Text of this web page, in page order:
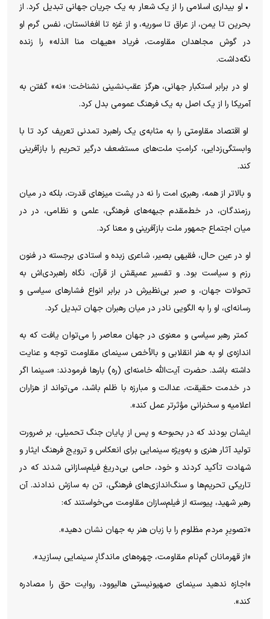
• او بیداری اسلامی را از یک شعار به یک جریان جهانی تبدیل کرد. از
بحرین تا یمن، از عراق تا سوریه، و از غزه تا افغانستان، نفس گرم او
در گوش مجاهدان مقاومت، فریاد «هیهات منا الذله» را زنده
نگه‌داشت.
او در برابر استکبار جهانی، هرگز عقب‌نشینی نشناخت؛ «نه‌» گفتن به
آمریکا را از یک اصل به یک فرهنگ عمومی بدل کرد.
او اقتصاد مقاومتی را به مثابه‌ی یک راهبرد تمدنی تعریف کرد تا با
وابستگی‌زدایی، کرامتِ ملت‌های مستضعف درگیر تحریم را بازآفرینی
کند.
و بالاتر از همه، رهبری امت را نه در پشت میزهای قدرت، بلکه در میان
رزمندگان، در خط‌مقدم جبهه‌های فرهنگی، علمی و نظامی، در در
میان اجتماع جمهور ملت بازآفرینی و معنا کرد.
او در عین حال، فقیهی بصیر، شاعری زبده و استادی برجسته در فنون
رزم و سیاست بود. و تفسیر عمیقش از قرآن، نگاه راهبردی‌اش به
تحولات جهان، و صبر بی‌نظیرش در برابر انواع فشارهای سیاسی و
رسانه‌ای، او را به الگویی نادر در میان رهبران جهان تبدیل کرد.
کمتر رهبر سیاسی و معنوی در جهان معاصر را می‌توان یافت که به
اندازه‌ی او به هنر انقلابی و بالأخص سینمای مقاومت توجه و عنایت
داشته باشد. حضرت آیت‌الله خامنه‌ای (ره) بارها فرمودند: «سینما اگر
در خدمت حقیقت، عدالت و مبارزه با ظلم باشد، می‌تواند از هزاران
اعلامیه و سخنرانی مؤثرتر عمل کند».
ایشان بودند که در بحبوحه و پس از پایان جنگ تحمیلی، بر ضرورت
تولید آثار هنری و به‌ویژه سینمایی برای انعکاس و ترویج فرهنگ ایثار و
شهادت تأکید کردند و خود، حامی بی‌دریغ فیلم‌سازانی شدند که در
تاریکی تحریم‌ها و سنگ‌اندازی‌های فرهنگی، تن به سازش ندادند. آن
رهبر شهید، پیوسته از فیلم‌سازان مقاومت می‌خواستند که:
«تصویرِ مردم مظلوم را با زبان هنر به جهان نشان دهید».
«از قهرمانان گم‌نام مقاومت، چهره‌های ماندگارِ سینمایی بسازید».
«اجازه ندهید سینمای صهیونیستی هالیوود، روایت حق را مصادره
کند».